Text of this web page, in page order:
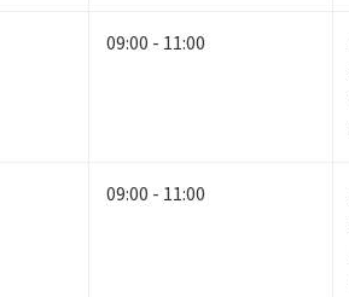
09:00 - 11:00
09:00 - 11:00